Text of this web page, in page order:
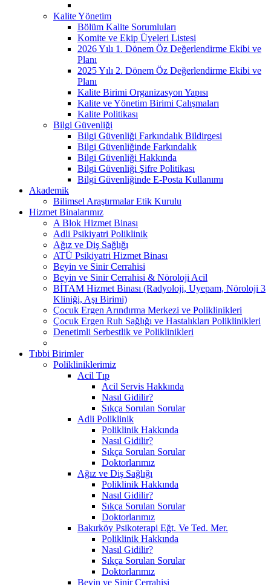
Kalite Yönetim
Bölüm Kalite Sorumluları
Komite ve Ekip Üyeleri Listesi
2026 Yılı 1. Dönem Öz Değerlendirme Ekibi ve
Planı
2025 Yılı 2. Dönem Öz Değerlendirme Ekibi ve
Planı
Kalite Birimi Organizasyon Yapısı
Kalite ve Yönetim Birimi Çalışmaları
Kalite Politikası
Bilgi Güvenliği
Bilgi Güvenliği Farkındalık Bildirgesi
Bilgi Güvenliğinde Farkındalık
Bilgi Güvenliği Hakkında
Bilgi Güvenliği Şifre Politikası
Bilgi Güvenliğinde E-Posta Kullanımı
Akademik
Bilimsel Araştırmalar Etik Kurulu
Hizmet Binalarımız
A Blok Hizmet Binası
Adli Psikiyatri Poliklinik
Ağız ve Diş Sağlığı
ATÜ Psikiyatri Hizmet Binası
Beyin ve Sinir Cerrahisi
Beyin ve Sinir Cerrahisi & Nöroloji Acil
BİTAM Hizmet Binası (Radyoloji, Uyepam, Nöroloji 3
Kliniği, Aşı Birimi)
Çocuk Ergen Arındırma Merkezi ve Poliklinikleri
Çocuk Ergen Ruh Sağlığı ve Hastalıkları Poliklinikleri
Denetimli Serbestlik ve Poliklinikleri
Tıbbi Birimler
Polikliniklerimiz
Acil Tıp
Acil Servis Hakkında
Nasıl Gidilir?
Sıkça Sorulan Sorular
Adli Poliklinik
Poliklinik Hakkında
Nasıl Gidilir?
Sıkça Sorulan Sorular
Doktorlarımız
Ağız ve Diş Sağlığı
Poliklinik Hakkında
Nasıl Gidilir?
Sıkça Sorulan Sorular
Doktorlarımız
Bakırköy Psikoterapi Eğt. Ve Ted. Mer.
Poliklinik Hakkında
Nasıl Gidilir?
Sıkça Sorulan Sorular
Doktorlarımız
Beyin ve Sinir Cerrahisi